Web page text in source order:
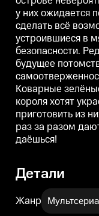
яйца. И не зря. Коварные
зелёные свиньи по
своего короля хотят
драгоценные яйца,
приготовить из них
сердитые птички раз
дают злодеям отпор, да
диву даёшься!
у них ожидается
сделать всё
устроившиеся в
безопасности.
будущее
Коварные
короля хотят
приготовить из
раз за разом
даёшься!
Детали
Жанр